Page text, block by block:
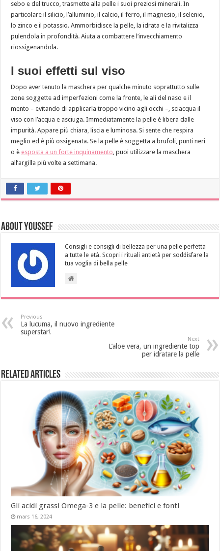
sebo e del trucco, trasmette alla pelle i suoi preziosi minerali. In
particolare il silicio, l’alluminio, il calcio, il ferro, il magnesio, il selenio,
lo zinco e il potassio. Ammorbidisce la pelle, la idrata e la rivitalizza
pulendola in profondità. Aiuta a combattere l’invecchiamento
riossigenandola.
I suoi effetti sul viso
Dopo aver tenuto la maschera per qualche minuto soprattutto sulle
zone soggette ad imperfezioni come la fronte, le ali del naso e il
mento – evitando di applicarla troppo vicino agli occhi –, sciacqua il
viso con l’acqua e asciuga. Immediatamente la pelle è libera dalle
impurità. Appare più chiara, liscia e luminosa. Si sente che respira
meglio ed è più ossigenata. Se la pelle è soggetta a brufoli, punti neri
o è esposta a un forte inquinamento , puoi utilizzare la maschera
all’argilla più volte a settimana.
About Youssef
Consigli e consigli di bellezza per una pelle perfetta
a tutte le età. Scopri i rituali antietà per soddisfare la
tua voglia di bella pelle
Previous
La lucuma, il nuovo ingrediente
superstar!
Next
L’aloe vera, un ingrediente top
per idratare la pelle
Related Articles
Gli acidi grassi Omega-3 e la pelle: benefici e fonti
mars 16, 2024